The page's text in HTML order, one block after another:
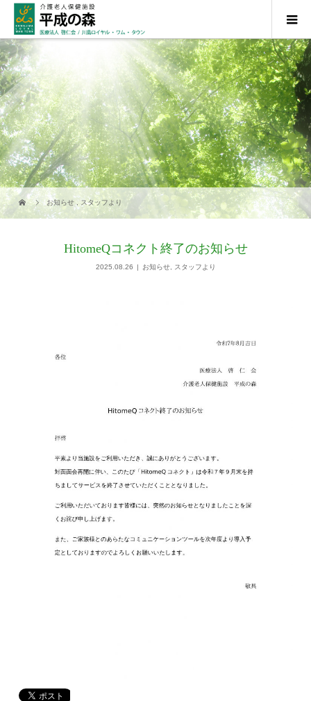
お知らせ , スタッフより
HitomeQコネクト終了のお知らせ
2025.08.26 お知らせ, スタッフより